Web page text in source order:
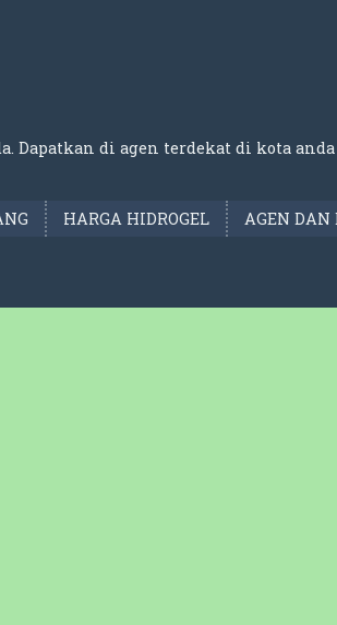
Dapatkan di agen terdekat di kota anda
HARGA HIDROGEL AGEN DAN